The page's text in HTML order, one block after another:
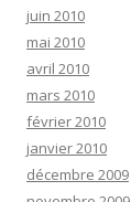
juin 2010
mai 2010
avril 2010
mars 2010
février 2010
janvier 2010
décembre 2009